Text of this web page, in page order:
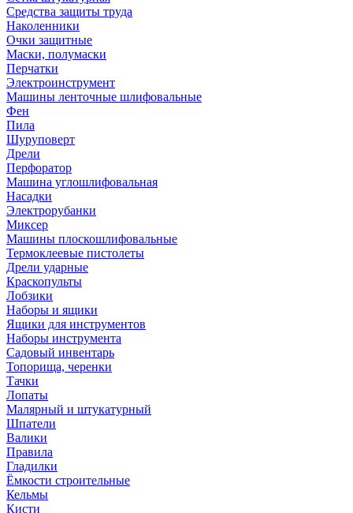
Средства защиты труда
Наколенники
Очки защитные
Маски, полумаски
Перчатки
Электроинструмент
Машины ленточные шлифовальные
Фен
Пила
Шуруповерт
Дрели
Перфоратор
Машина углошлифовальная
Насадки
Электрорубанки
Миксер
Машины плоскошлифовальные
Термоклеевые пистолеты
Дрели ударные
Краскопульты
Лобзики
Наборы и ящики
Ящики для инструментов
Наборы инструмента
Садовый инвентарь
Топорища, черенки
Тачки
Лопаты
Малярный и штукатурный
Шпатели
Валики
Правила
Гладилки
Ёмкости строительные
Кельмы
Кисти